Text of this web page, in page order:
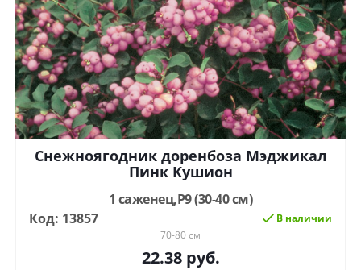
Снежноягодник доренбоза Мэджикал
Пинк Кушион
1 саженец,Р9 (30-40 см)
Код: 13857
В наличии
70-80 см
22.38руб.